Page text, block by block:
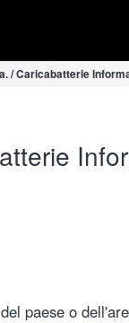
/ Caricabatterie
paese o